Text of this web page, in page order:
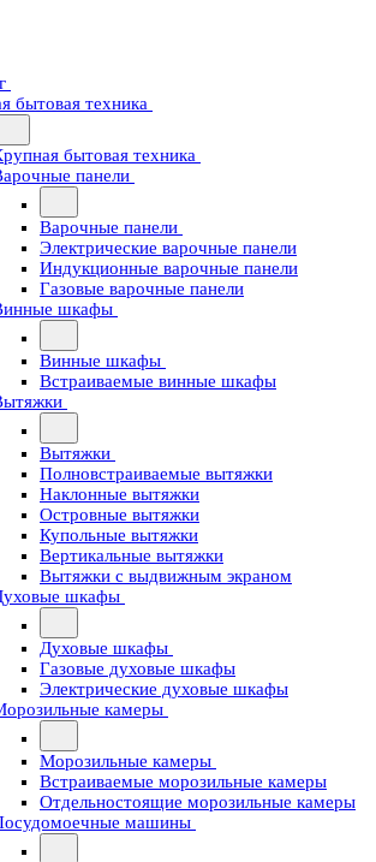
бытовая техника
бытовая техника
панели
Варочные панели
Электрические варочные панели
Индукционные варочные панели
Газовые варочные панели
шкафы
Винные шкафы
Встраиваемые винные шкафы
Вытяжки
Полновстраиваемые вытяжки
Наклонные вытяжки
Островные вытяжки
Купольные вытяжки
Вертикальные вытяжки
Вытяжки с выдвижным экраном
шкафы
Духовые шкафы
Газовые духовые шкафы
Электрические духовые шкафы
камеры
Морозильные камеры
Встраиваемые морозильные камеры
Отдельностоящие морозильные камеры
машины